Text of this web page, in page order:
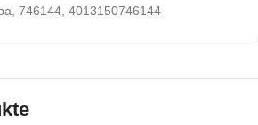
, 746144, 4013150746144